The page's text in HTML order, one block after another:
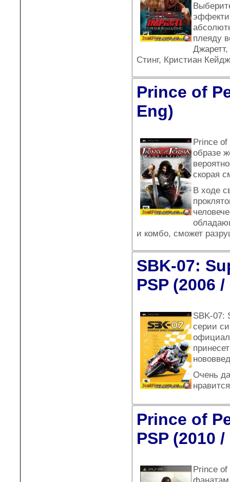
плеяду
Стинг, Кристиан
Prince of
Eng)
Prince of
образе
скорая
В ходе
и комбо, сможет
SBK-07:
PSP (2006
SBK-07:
серии
Очень
Prince of
PSP (2010
Prince
фанатам